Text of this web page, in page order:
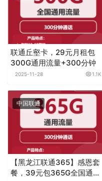
联通丘壑卡，29元月租包
300G通用流量+300分钟
2025-11-28 1.1K
中国联通
【黑龙江联通365】感恩套
餐，39元包365G全国通用